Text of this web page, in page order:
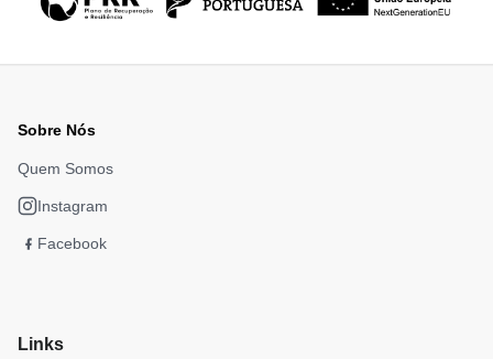
Sobre Nós
Quem Somos
Instagram
Facebook
Links